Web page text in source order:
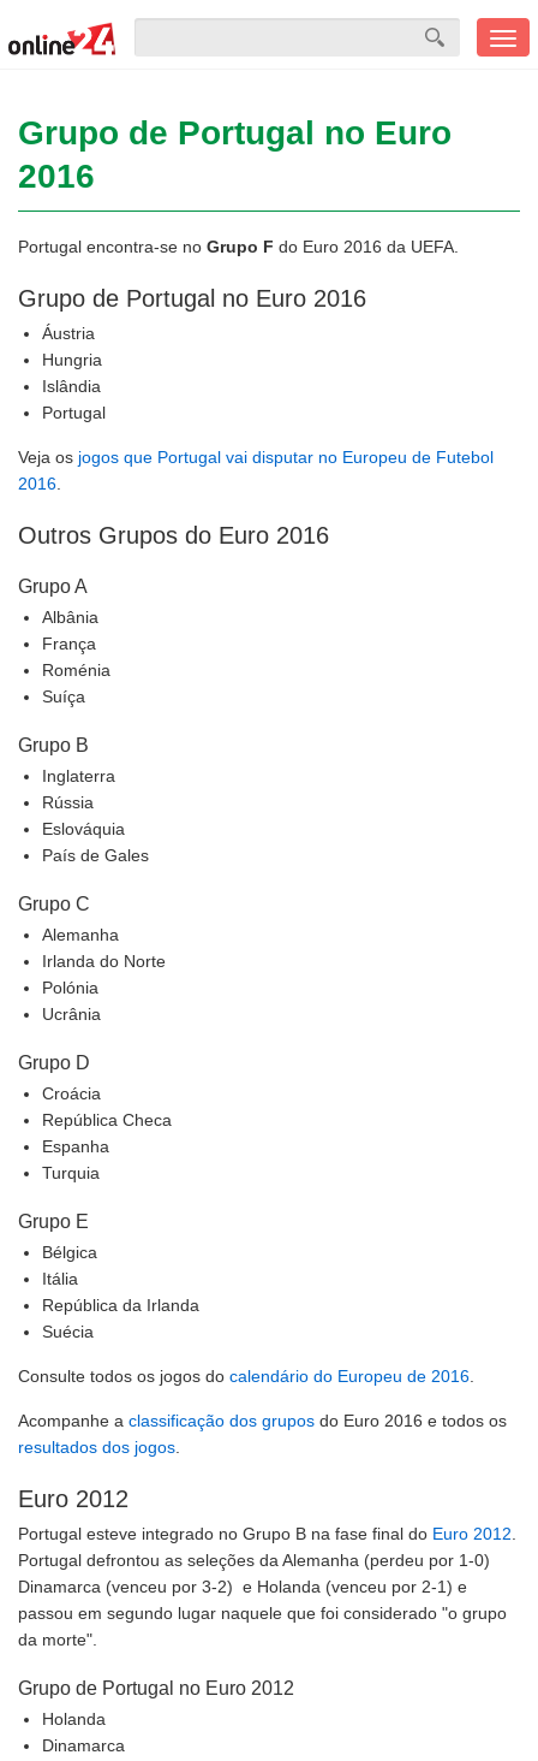
Grupo de Portugal no Euro
2016
Portugal encontra-se no Grupo F do Euro 2016 da UEFA.
Grupo de Portugal no Euro 2016
Áustria
Hungria
Islândia
Portugal
Veja os jogos que Portugal vai disputar no Europeu de Futebol
2016
Outros Grupos do Euro 2016
Grupo A
Albânia
França
Roménia
Suíça
Grupo B
Inglaterra
Rússia
Eslováquia
País de Gales
Grupo C
Alemanha
Irlanda do Norte
Polónia
Ucrânia
Grupo D
Croácia
República Checa
Espanha
Turquia
Grupo E
Bélgica
Itália
República da Irlanda
Suécia
Consulte todos os jogos do calendário do Europeu de 2016
Acompanhe a classificação dos grupos do Euro 2016 e todos os
resultados dos jogos
Euro 2012
Portugal esteve integrado no Grupo B na fase final do Euro 2012
Portugal defrontou as seleções da Alemanha (perdeu por 1-0)
Dinamarca (venceu por 3-2) e Holanda (venceu por 2-1) e
passou em segundo lugar naquele que foi considerado "o grupo
da morte".
Grupo de Portugal no Euro 2012
Holanda
Dinamarca